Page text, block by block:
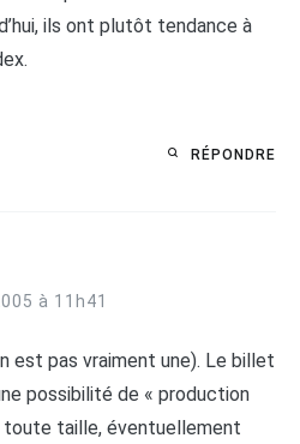
ils ont plutôt tendance à
RÉPONDRE
à 11h41
est pas vraiment une). Le billet
possibilité de « production
toute taille, éventuellement